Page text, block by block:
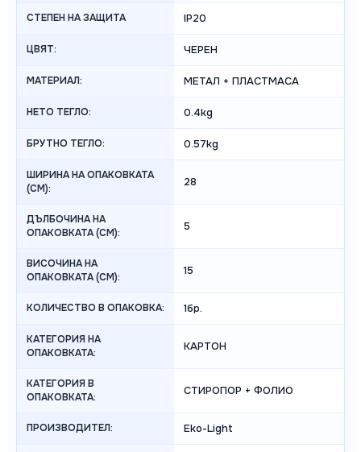
СТЕПЕН НА ЗАЩИТА IP20
ЦВЯТ: ЧЕРЕН
МАТЕРИАЛ: МЕТАЛ + ПЛАСТМАСА
НЕТО ТЕГЛО: 0.4kg
БРУТНО ТЕГЛО: 0.57kg
ШИРИНА НА ОПАКОВКАТА
(CM):
28
ДЪЛБОЧИНА НА
ОПАКОВКАТА (CM):
5
ВИСОЧИНА НА
ОПАКОВКАТА (СМ):
15
КОЛИЧЕСТВО В ОПАКОВКА: 1бр.
КАТЕГОРИЯ НА
ОПАКОВКАТА:
КАРТОН
КАТЕГОРИЯ В
ОПАКОВКАТА:
СТИРОПОР + ФОЛИО
ПРОИЗВОДИТЕЛ: Eko-Light